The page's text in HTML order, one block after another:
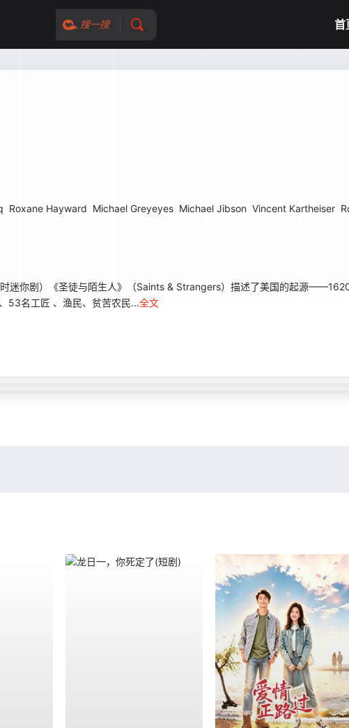
搜一搜 首
Roxane Hayward Michael Greyeyes Michael Jibson Vincent Kartheiser
你剧）《圣徒与陌生人》（Saints & Strangers）描述了美国的起源
53名工匠 、渔民、贫苦农民...全文